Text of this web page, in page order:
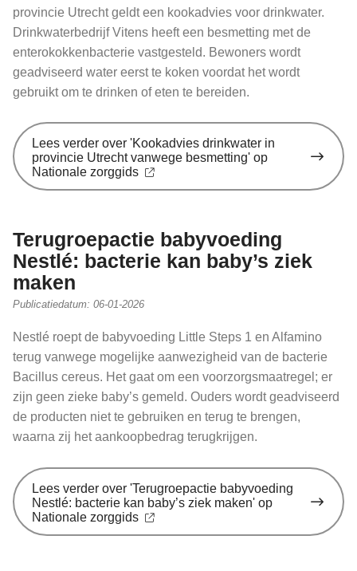
provincie Utrecht geldt een kookadvies voor drinkwater.
Drinkwaterbedrijf Vitens heeft een besmetting met de
enterokokkenbacterie vastgesteld. Bewoners wordt
geadviseerd water eerst te koken voordat het wordt
gebruikt om te drinken of eten te bereiden.
Lees verderover 'Kookadvies drinkwater in
provincie Utrecht vanwege besmetting' op
Nationale zorggids
Terugroepactie babyvoeding
Nestlé: bacterie kan baby’s ziek
maken
Publicatiedatum: 06-01-2026
Nestlé roept de babyvoeding Little Steps 1 en Alfamino
terug vanwege mogelijke aanwezigheid van de bacterie
Bacillus cereus. Het gaat om een voorzorgsmaatregel; er
zijn geen zieke baby’s gemeld. Ouders wordt geadviseerd
de producten niet te gebruiken en terug te brengen,
waarna zij het aankoopbedrag terugkrijgen.
Lees verderover 'Terugroepactie babyvoeding
Nestlé: bacterie kan baby’s ziek maken' op
Nationale zorggids